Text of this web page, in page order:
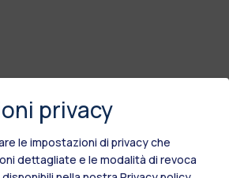
privacy
le impostazioni di privacy che
dettagliate e le modalità di revoca